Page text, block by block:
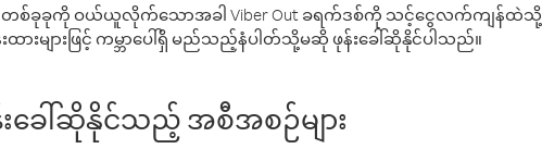
စ်ခုခုကို ဝယ်ယူလိုက်သောအခါ Viber Out ခရက်ဒစ်ကို သင့်ငွေလက်ကျန်ထဲ
းများဖြင့် ကမ္ဘာပေါ်ရှိ မည်သည့်နံပါတ်သို့မဆို ဖုန်းခေါ်ဆိုနိုင်ပါသည်။
ခေါ်ဆိုနိုင်သည့် အစီအစဉ်များ